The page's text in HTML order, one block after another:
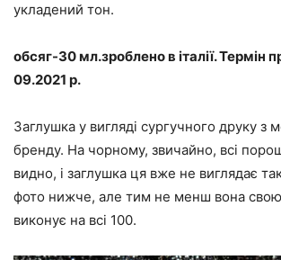
укладений тон.
обсяг-30 мл.зроблено в італії. Термін
09.2021 р.
Заглушка у вигляді сургучного друку з
бренду. На чорному, звичайно, всі
видно, і заглушка ця вже не виглядає
фото нижче, але тим не менш вона
виконує на всі 100.